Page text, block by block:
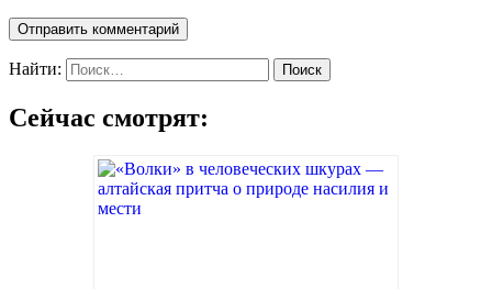
Найти:
Сейчас смотрят: